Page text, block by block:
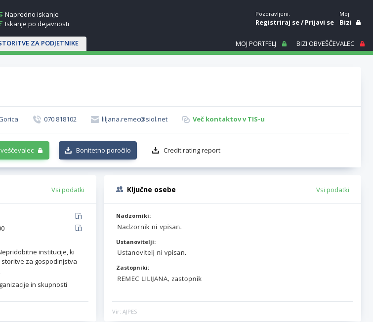
Napredno iskanje
Iskanje po dejavnosti
ZA PODJETNIKE
Pozdravljeni.
Registriraj se/Prijavi se
Moj
Bizi
MOJ PORTFELJ BIZI OBVEŠČEVALEC
070 818102 liljana.remec@siol.net Več kontaktov v TIS-u
Bonitetno poročilo Credit rating report
Vsi podatki
institucije, ki
za gospodinjstva
in skupnosti
Ključne osebe Vsi podatki
Nadzorniki:
Ustanovitelji:
Zastopniki:
Vir: AJPES